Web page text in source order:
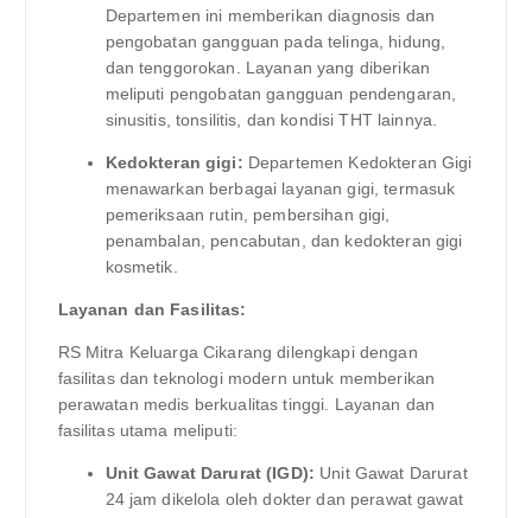
Departemen ini memberikan diagnosis dan
pengobatan gangguan pada telinga, hidung,
dan tenggorokan. Layanan yang diberikan
meliputi pengobatan gangguan pendengaran,
sinusitis, tonsilitis, dan kondisi THT lainnya.
Kedokteran gigi: Departemen Kedokteran Gigi
menawarkan berbagai layanan gigi, termasuk
pemeriksaan rutin, pembersihan gigi,
penambalan, pencabutan, dan kedokteran gigi
kosmetik.
Layanan dan Fasilitas:
RS Mitra Keluarga Cikarang dilengkapi dengan
fasilitas dan teknologi modern untuk memberikan
perawatan medis berkualitas tinggi. Layanan dan
fasilitas utama meliputi:
Unit Gawat Darurat (IGD): Unit Gawat Darurat
24 jam dikelola oleh dokter dan perawat gawat